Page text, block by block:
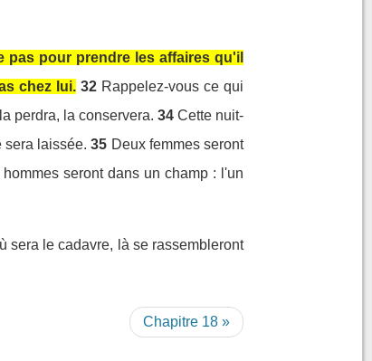
pas pour prendre les affaires qu'il
chez lui. 32 Rappelez-vous ce qui
perdra, la conservera. 34 Cette nuit-
sera laissée. 35 Deux femmes seront
hommes seront dans un champ : l'un
sera le cadavre, là se rassembleront
Chapitre 18 »